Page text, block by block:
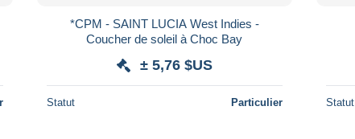
*CPM - SAINT LUCIA West Indies -
Coucher de soleil à Choc Bay
± 5,76 $US
Statut Particulier Statut